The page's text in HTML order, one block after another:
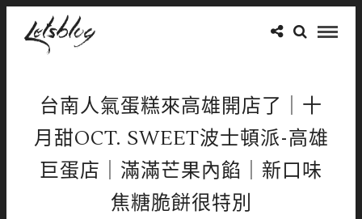
台南人氣蛋糕來高雄開店了｜十
月甜OCT. SWEET波士頓派-高雄
巨蛋店｜滿滿芒果內餡｜新口味
焦糖脆餅很特別